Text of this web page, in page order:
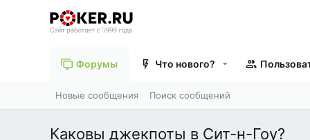
Форумы Что нового?
Новые сообщения Поиск сообщений
Каковы джекпоты в Сит-н-Гоу?